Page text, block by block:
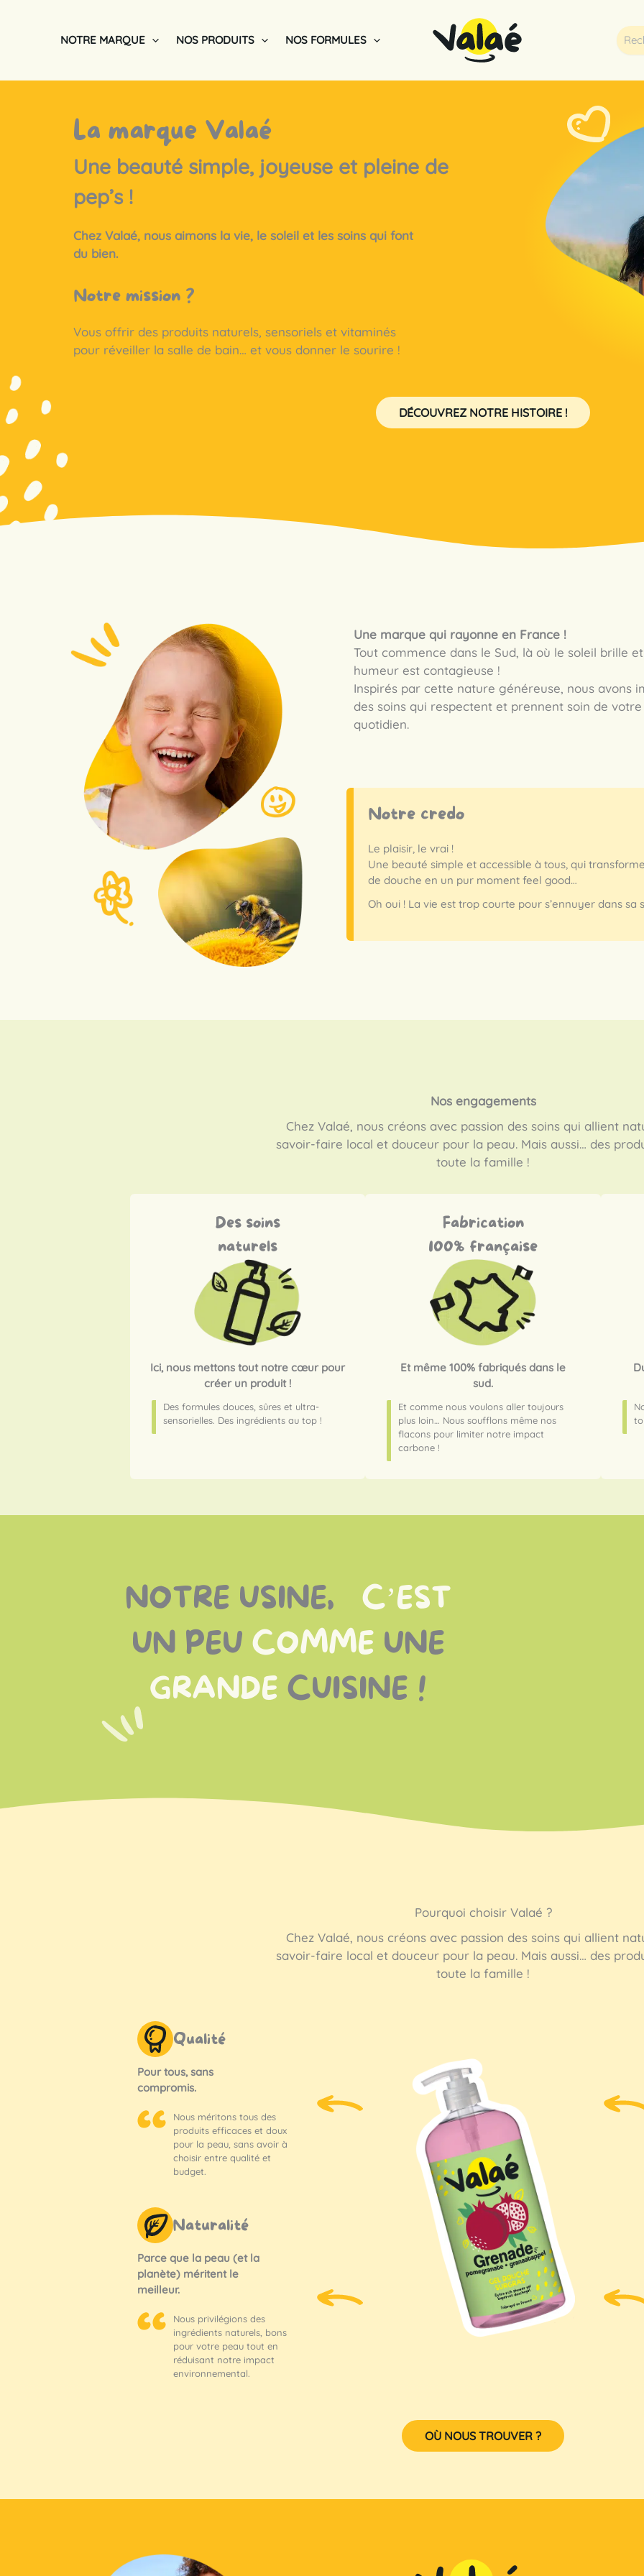
NOTRE MARQUE NOS PRODUITS NOS FORMULES
Notre marque
La marque Valaé
Une beauté simple, joyeuse et pleine de
pep’s !
Chez Valaé, nous aimons la vie, le soleil et les soins qui font
du bien.
Notre mission ?
Vous offrir des produits naturels, sensoriels et vitaminés
pour réveiller la salle de bain… et vous donner le sourire !
DÉCOUVREZ NOTRE HISTOIRE !
Une marque qui rayonne en France !
Tout commence dans le Sud, là où le soleil brille
humeur est contagieuse !
Inspirés par cette nature généreuse, nous avons
des soins qui respectent et prennent soin de
quotidien.
Notre credo
Le plaisir, le vrai !
Une beauté simple et accessible à tous, qui
de douche en un pur moment feel good…
Oh oui ! La vie est trop courte pour s’ennuyer dans sa
Nos engagements
Chez Valaé, nous créons avec passion des soins qui allient
savoir-faire local et douceur pour la peau. Mais aussi… des
toute la famille !
Des soins
naturels
Ici, nous mettons tout notre cœur pour
créer un produit !
Des formules douces, sûres et ultra-
sensorielles. Des ingrédients au top !
Fabrication
100% française
Et même 100% fabriqués dans le
sud.
Et comme nous voulons aller toujours
plus loin… Nous soufflons même nos
flacons pour limiter notre impact
carbone !
NOTRE USINE, C’EST
UN PEU COMME UNE
GRANDE CUISINE !
Pourquoi choisir Valaé ?
Chez Valaé, nous créons avec passion des soins qui allient
savoir-faire local et douceur pour la peau. Mais aussi… des
toute la famille !
Qualité
Pour tous, sans
compromis.
Nous méritons tous des
produits efficaces et doux
pour la peau, sans avoir à
choisir entre qualité et
budget.
Naturalité
Parce que la peau (et la
planète) méritent le
meilleur.
Nous privilégions des
ingrédients naturels, bons
pour votre peau tout en
réduisant notre impact
environnemental.
OÙ NOUS TROUVER ?